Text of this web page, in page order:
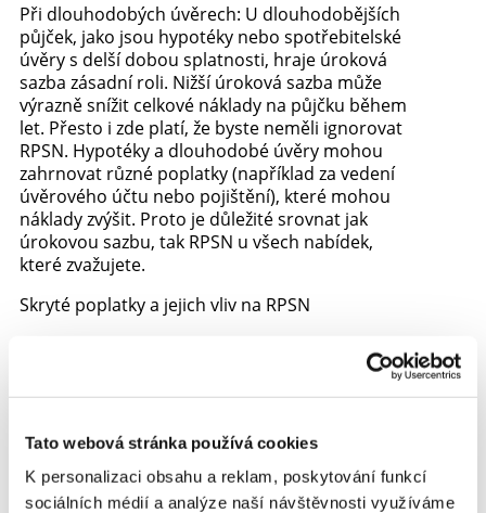
Tato webová stránka používá cookies
K personalizaci obsahu a reklam, poskytování funkcí
sociálních médií a analýze naší návštěvnosti využíváme
Při dlouhodobých úvěrech: U dlouhodobějších
půjček, jako jsou hypotéky nebo spotřebitelské
úvěry s delší dobou splatnosti, hraje úroková
sazba zásadní roli. Nižší úroková sazba může
výrazně snížit celkové náklady na půjčku během
let. Přesto i zde platí, že byste neměli ignorovat
RPSN. Hypotéky a dlouhodobé úvěry mohou
zahrnovat různé poplatky (například za vedení
úvěrového účtu nebo pojištění), které mohou
náklady zvýšit. Proto je důležité srovnat jak
úrokovou sazbu, tak RPSN u všech nabídek,
které zvažujete.
Skryté poplatky a jejich vliv na RPSN
poplatky za správu účtu, pojištění schopnosti
splácet nebo předčasné splacení úvěru.
Zatímco úroková sazba vám ukazuje, kolik
zaplatíte na samotných úrocích, RPSN